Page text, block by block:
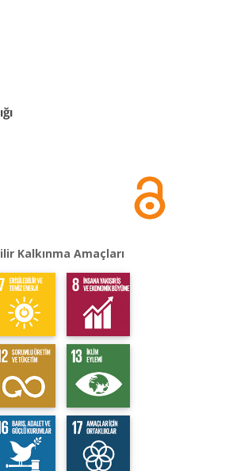
Kalkınma Amaçları